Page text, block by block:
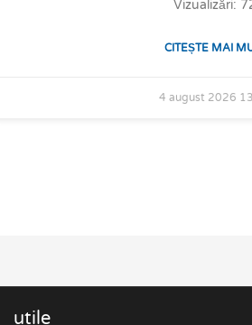
Vizualizări:
CITEȘTE MAI
4 august 2026
utile